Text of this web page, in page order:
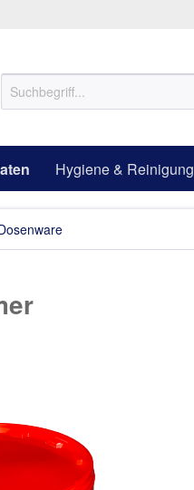
Hygiene & Reinigung